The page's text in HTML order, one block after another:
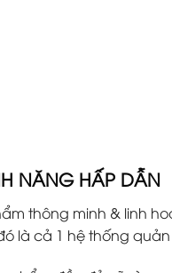
NĂNG HẤP DẪN
thông minh & linh
là cả 1 hệ thống